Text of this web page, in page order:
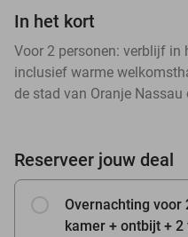
In het kort
Voor 2 personen: verblijf in
inclusief warme
de stad van Oranje
Reserveer jouw deal
Overnachting voor
kamer + ontbijt + 2